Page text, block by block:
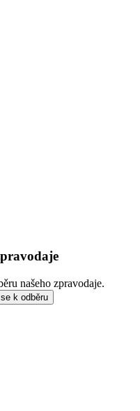
našeho zpravodaje.
k odběru